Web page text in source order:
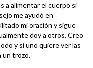
a alimentar el cuerpo si
me ayudó en
mi oración y sigue
doy a otros. Creo
y si uno quiere ver las
un trozo.